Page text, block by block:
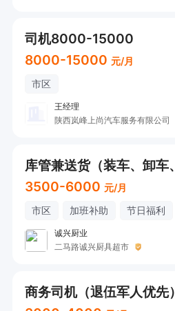
司机8000-15000
8000-15000 元/月
市区
王经理
陕西岚峰上尚汽车服务有限公司
3500-6000 元/月
市区 加班补助 节日福利
诚兴厨业
二马路诚兴厨具超市
商务司机（退伍军人优先）